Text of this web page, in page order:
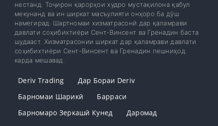
нестанд. Тоҷирон қарорҳои худро мустақилона қабул
мекунанд ва ин ширкат масъулияти онҳоро ба дӯш
намегирад. Шартномаи хизматрасонӣ дар қаламрави
давлати соҳибихтиёри Сент-Винсент ва Гренадин баста
шудааст. Хизматрасонии ширкат дар қаламрави давлати
соҳибихтиёри Сент-Винсент ва Гренадин пешниҳод
карда мешавад.
Deriv Trading
Дар Бораи Deriv
Барномаи Шарикӣ
Барраси
Барномаро Зеркашӣ Кунед
Даромад